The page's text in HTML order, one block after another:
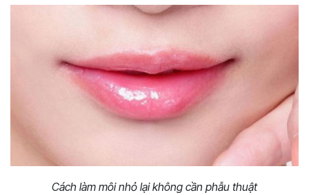
Cách làm môi nhỏ lại không cần phẫu thuật